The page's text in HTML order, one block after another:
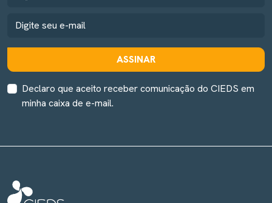
ASSINAR
Declaro que aceito receber comunicação do CIEDS em
minha caixa de e-mail.